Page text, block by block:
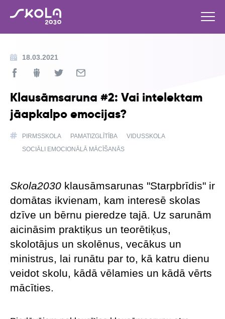
18.03.2021
Klausāmsaruna #2: Vai intelektam
jāapkalpo emocijas?
PIRMSSKOLA PAMATIZGLĪTĪBA
VIDUSSKOLA
SOCIĀLI EMOCIONĀLĀ MĀCĪŠANĀS
Skola2030 klausāmsarunas "Starpbrīdis" ir
domātas ikvienam, kam interesē skolas
dzīve un bērnu pieredze tajā. Uz sarunām
aicināsim praktiķus un teorētiķus,
skolotājus un skolēnus, vecākus un
ministrus, lai runātu par to, kā katru dienu
veidot skolu, kādā vēlamies un kādā vērts
mācīties.